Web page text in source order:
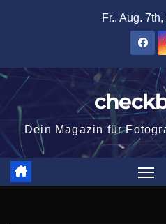
Fr.. Aug.
Dein Magazin für